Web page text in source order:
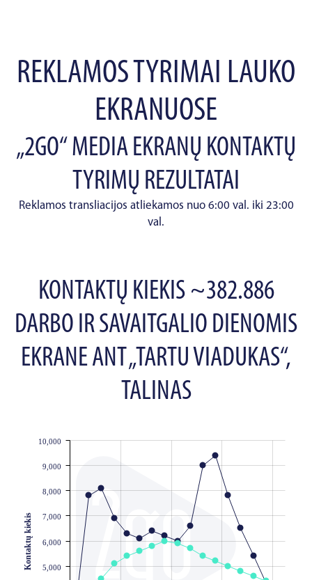
REKLAMOS TYRIMAI LAUKO
EKRANUOSE
„2GO“ MEDIA EKRANŲ KONTAKTŲ
TYRIMŲ REZULTATAI
Reklamos transliacijos atliekamos nuo 6:00 val. iki 23:00
val.
KONTAKTŲ KIEKIS ~382.886
DARBO IR SAVAITGALIO DIENOMIS
EKRANE ANT „TARTU VIADUKAS“,
TALINAS
5,000
6,000
7,000
8,000
9,000
10,000
Kontaktų kiekis
JS chart by amCharts